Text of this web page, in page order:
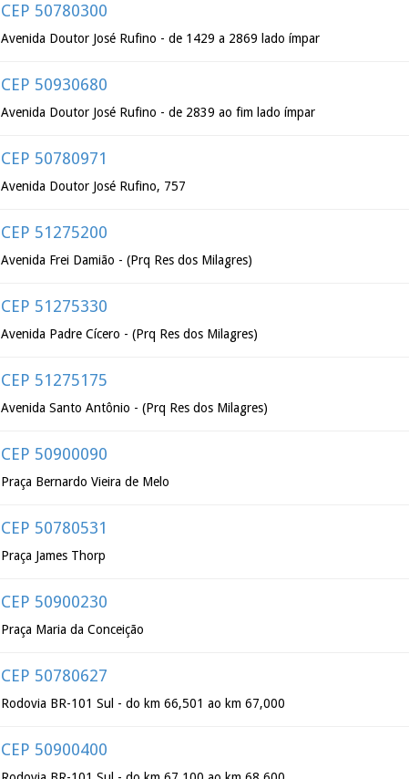
CEP 50780300
Avenida Doutor José Rufino - de 1429 a 2869 lado ímpar
CEP 50930680
Avenida Doutor José Rufino - de 2839 ao fim lado ímpar
CEP 50780971
Avenida Doutor José Rufino, 757
CEP 51275200
Avenida Frei Damião - (Prq Res dos Milagres)
CEP 51275330
Avenida Padre Cícero - (Prq Res dos Milagres)
CEP 51275175
Avenida Santo Antônio - (Prq Res dos Milagres)
CEP 50900090
Praça Bernardo Vieira de Melo
CEP 50780531
Praça James Thorp
CEP 50900230
Praça Maria da Conceição
CEP 50780627
Rodovia BR-101 Sul - do km 66,501 ao km 67,000
CEP 50900400